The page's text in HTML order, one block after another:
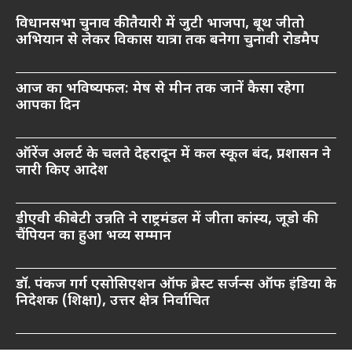
विधानसभा चुनाव की तैयारी में जुटी भाजपा, बूथ जीतो
अभियान से लेकर विकास यात्रा तक बनेगा चुनावी रोडमैप
आज का भविष्यफल: मेष से मीन तक जानें कैसा रहेगा
आपका दिन
ऑरेंज अलर्ट के चलते देहरादून में कल स्कूल बंद, प्रशासन ने
जारी किए आदेश
डीएवी की बेटी उन्नति ने राष्ट्रमंडल में जीता कांस्य, जूडो की
चैंपियन का हुआ भव्य सम्मान
डॉ. पंकज गर्ग एसोसिएशन ऑफ ब्रेस्ट सर्जन्स ऑफ इंडिया के
निदेशक (शिक्षा), उत्तर क्षेत्र निर्वाचित